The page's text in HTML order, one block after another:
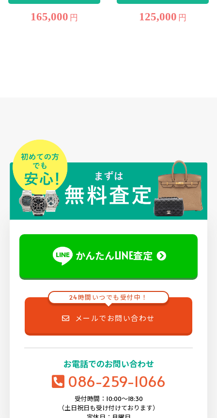
165,000 円 125,000 円
かんたんLINE査定
24時間いつでも受付中！
メールでお問い合わせ
お電話でのお問い合わせ
086-259-1066
受付時間：10:00〜18:30
（土日祝日も受け付けております）